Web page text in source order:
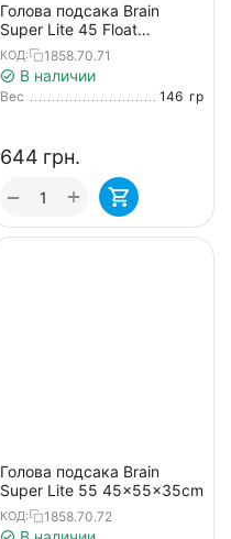
Голова подсака Brain
Super Lite 45 Float
40x45x30cm
КОД: 1858.70.71
В наличии
Вес 146 гр
‍644‍ грн.
+
−
Голова подсака Brain
Super Lite 55 45x55x35cm
КОД: 1858.70.72